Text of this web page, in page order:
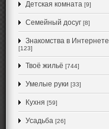
Детская комната [9]
Семейный досуг [8]
Знакомства в Интернете
[123]
Твоё жильё [744]
Умелые руки [33]
Кухня [59]
Усадьба [26]